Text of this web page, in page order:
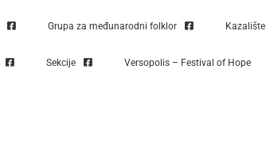
Grupa za međunarodni folklor Kazalište
Sekcije Versopolis – Festival of Hope